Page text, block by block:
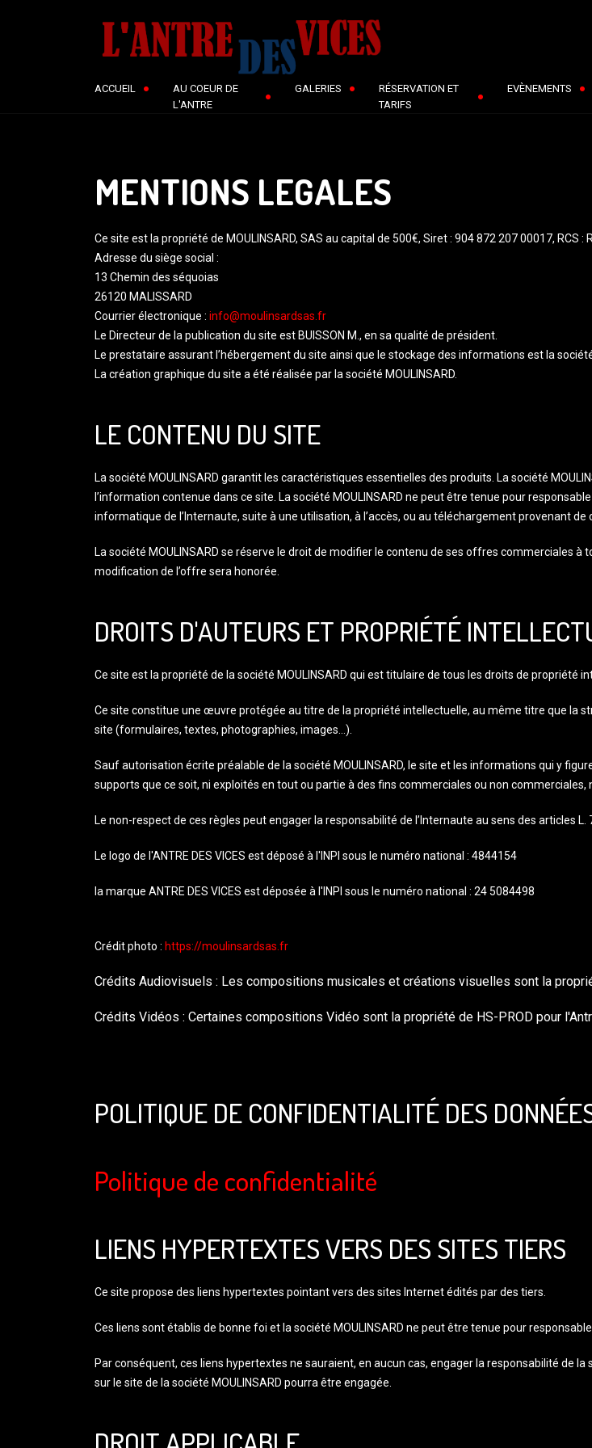
ACCUEIL
AU COEUR DE
L'ANTRE
GALERIES
RÉSERVATION ET
TARIFS
EVÈNEMENTS
MENTIONS LEGALES
Ce site est la propriété de MOULINSARD, SAS au capital de 500€, Siret : ​904 872 207 00017, RCS
Adresse du siège social :
13 Chemin des séquoias
26120 MALISSARD
Courrier électronique : info@moulinsardsas.fr
Le Directeur de la publication du site est BUISSON M., en sa qualité de président.
Le prestataire assurant l’hébergement du site ainsi que le stockage des informations est la société
La création graphique du site a été réalisée par la société MOULINSARD.
LE CONTENU DU SITE
La société MOULINSARD garantit les caractéristiques essentielles des produits. La société
l’information contenue dans ce site. La société MOULINSARD ne peut être tenue pour
informatique de l’Internaute, suite à une utilisation, à l’accès, ou au téléchargement provenant de
La société MOULINSARD se réserve le droit de modifier le contenu de ses offres
modification de l’offre sera honorée.
DROITS D'AUTEURS ET PROPRIÉTÉ
Ce site est la propriété de la société MOULINSARD qui est titulaire de tous les droits de propriété
Ce site constitue une œuvre protégée au titre de la propriété intellectuelle, au même titre que la
site (formulaires, textes, photographies, images…).
Sauf autorisation écrite préalable de la société MOULINSARD, le site et les informations qui y
supports que ce soit, ni exploités en tout ou partie à des fins commerciales ou non commerciales,
Le non-respect de ces règles peut engager la responsabilité de l’Internaute au sens des articles
Le logo de l'ANTRE DES VICES est déposé à l'INPI sous le numéro national : 4844154
la marque ANTRE DES VICES est déposée à l'INPI sous le numéro national : 24 5084498
Crédit photo : https://moulinsardsas.fr
Crédits Audiovisuels : Les compositions musicales et créations visuelles sont la
Crédits Vidéos : Certaines compositions Vidéo sont la propriété de HS-PROD pour
POLITIQUE DE CONFIDENTIALITÉ DES
Politique de confidentialité
LIENS HYPERTEXTES VERS DES SITES TIERS
Ce site propose des liens hypertextes pointant vers des sites Internet édités par des tiers.
Ces liens sont établis de bonne foi et la société MOULINSARD ne peut être tenue pour
Par conséquent, ces liens hypertextes ne sauraient, en aucun cas, engager la responsabilité de
sur le site de la société MOULINSARD pourra être engagée.